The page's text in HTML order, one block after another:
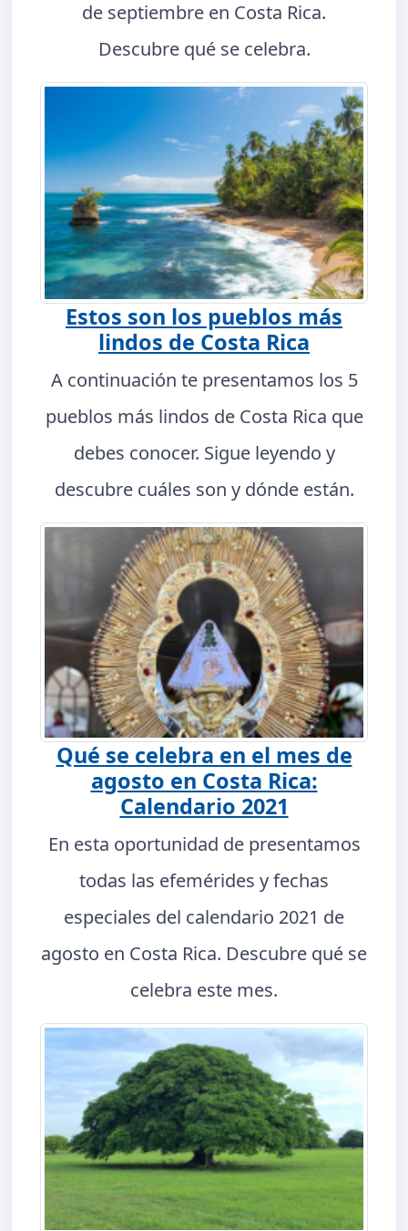
de septiembre en Costa Rica.
Descubre qué se celebra.
Estos son los pueblos más
lindos de Costa Rica
A continuación te presentamos los 5
pueblos más lindos de Costa Rica que
debes conocer. Sigue leyendo y
descubre cuáles son y dónde están.
Qué se celebra en el mes de
agosto en Costa Rica:
Calendario 2021
En esta oportunidad de presentamos
todas las efemérides y fechas
especiales del calendario 2021 de
agosto en Costa Rica. Descubre qué se
celebra este mes.